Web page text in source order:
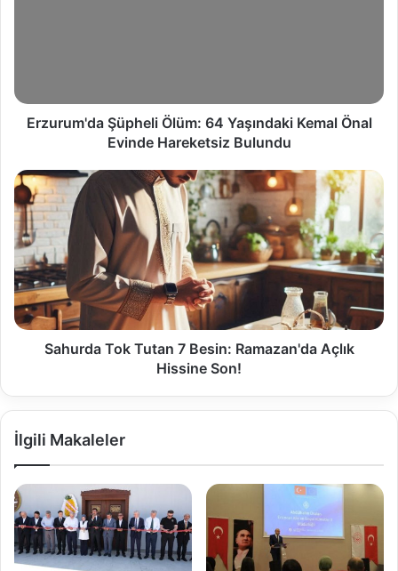
Erzurum'da Şüpheli Ölüm: 64 Yaşındaki Kemal Önal
Evinde Hareketsiz Bulundu
Sahurda Tok Tutan 7 Besin: Ramazan'da Açlık
Hissine Son!
İlgili Makaleler